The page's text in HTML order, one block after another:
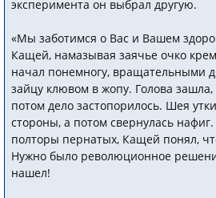
эксперимента он выбрал другую.
«Мы заботимся о Вас и Вашем
Кащей, намазывая заячье очко
начал понемногу, вращательными
зайцу клювом в жопу. Голова
потом дело застопорилось. Шея
стороны, а потом свернулась
полторы пернатых, Кащей понял,
Нужно было революционное
нашел!